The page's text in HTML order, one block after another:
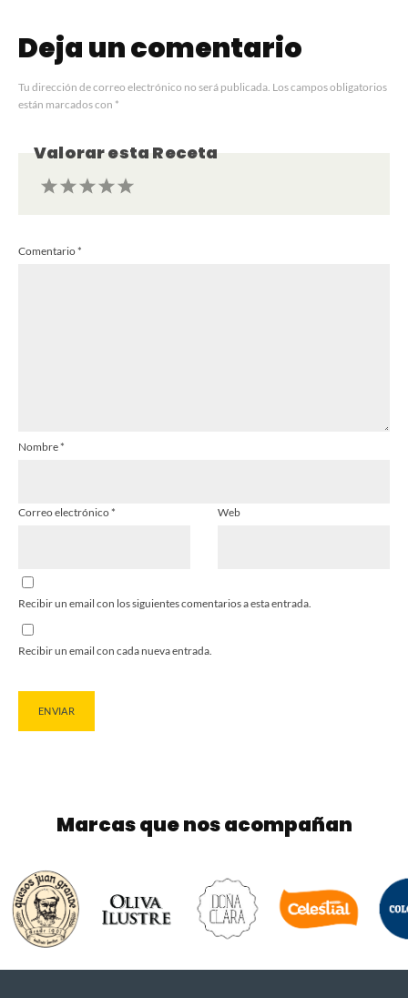
Deja un comentario
Tu dirección de correo electrónico no será publicada. Los campos obligatorios
están marcados con *
Valorar esta Receta
Estrellas
Estrella
Comentario*
Nombre*
Correo electrónico* Web
Recibir un email con los siguientes comentarios a esta entrada.
Recibir un email con cada nueva entrada.
Marcas que nos acompañan